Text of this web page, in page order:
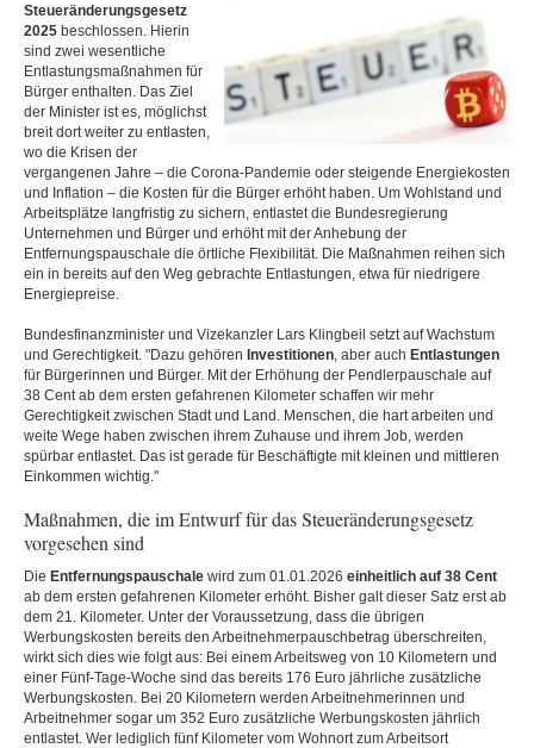
Steueränderungsgesetz
2025 beschlossen. Hierin
sind zwei wesentliche
Entlastungsmaßnahmen für
Bürger enthalten. Das Ziel
der Minister ist es, möglichst
breit dort weiter zu entlasten,
wo die Krisen der
vergangenen Jahre – die Corona-Pandemie oder steigende Energiekosten
und Inflation – die Kosten für die Bürger erhöht haben. Um Wohlstand und
Arbeitsplätze langfristig zu sichern, entlastet die Bundesregierung
Unternehmen und Bürger und erhöht mit der Anhebung der
Entfernungspauschale die örtliche Flexibilität. Die Maßnahmen reihen sich
ein in bereits auf den Weg gebrachte Entlastungen, etwa für niedrigere
Energiepreise.
Bundesfinanzminister und Vizekanzler Lars Klingbeil setzt auf Wachstum
und Gerechtigkeit. "Dazu gehören Investitionen, aber auch Entlastungen
für Bürgerinnen und Bürger. Mit der Erhöhung der Pendlerpauschale auf
38 Cent ab dem ersten gefahrenen Kilometer schaffen wir mehr
Gerechtigkeit zwischen Stadt und Land. Menschen, die hart arbeiten und
weite Wege haben zwischen ihrem Zuhause und ihrem Job, werden
spürbar entlastet. Das ist gerade für Beschäftigte mit kleinen und mittleren
Einkommen wichtig."
Maßnahmen, die im Entwurf für das Steueränderungsgesetz
vorgesehen sind
Die Entfernungspauschale wird zum 01.01.2026 einheitlich auf 38 Cent
ab dem ersten gefahrenen Kilometer erhöht. Bisher galt dieser Satz erst ab
dem 21. Kilometer. Unter der Voraussetzung, dass die übrigen
Werbungskosten bereits den Arbeitnehmerpauschbetrag überschreiten,
wirkt sich dies wie folgt aus: Bei einem Arbeitsweg von 10 Kilometern und
einer Fünf-Tage-Woche sind das bereits 176 Euro jährliche zusätzliche
Werbungskosten. Bei 20 Kilometern werden Arbeitnehmerinnen und
Arbeitnehmer sogar um 352 Euro zusätzliche Werbungskosten jährlich
entlastet. Wer lediglich fünf Kilometer vom Wohnort zum Arbeitsort